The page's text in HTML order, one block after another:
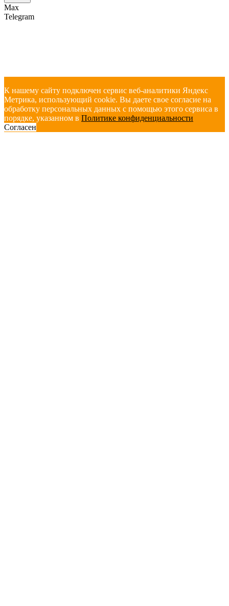
Max
Telegram
К нашему сайту подключен сервис веб-аналитики Яндекс
Метрика, использующий cookie. Вы даете свое согласие на
обработку персональных данных с помощью этого сервиса в
порядке, указанном в Политике конфиденциальности
Согласен